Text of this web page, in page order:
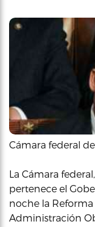
Cámara federal
La Cámara
pertenece el
noche la
Administración